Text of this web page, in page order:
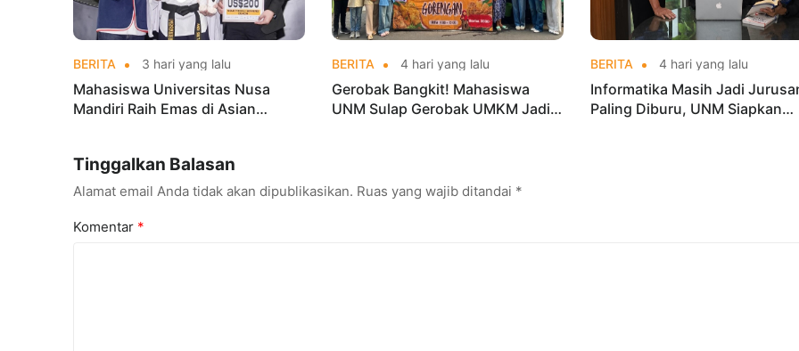
BERITA 3 hari yang lalu
Mahasiswa Universitas Nusa
Mandiri Raih Emas di Asian
BERITA 4 hari yang lalu
Gerobak Bangkit! Mahasiswa
UNM Sulap Gerobak UMKM Jadi
BERITA 4 hari yang lalu
Informatika Masih Jadi
Paling Diburu, UNM Siapkan
Tinggalkan Balasan
Alamat email Anda tidak akan dipublikasikan. Ruas yang wajib ditandai *
Komentar *